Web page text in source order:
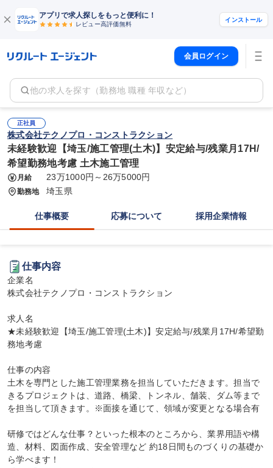
アプリで求人探しをもっと便利に！
レビュー高評価無料
インストール
会員ログイン
他の求人を探す（勤務地 職種 年収など）
正社員
株式会社テクノプロ・コンストラクション
未経験歓迎【埼玉/施工管理(土木)】安定給与/残業月17H/
希望勤務地考慮 土木施工管理
月給 23万1000円～26万5000円
勤務地 埼玉県
仕事概要 応募について 採用企業情報
仕事内容
企業名
株式会社テクノプロ・コンストラクション
求人名
★未経験歓迎【埼玉/施工管理(土木)】安定給与/残業月17H/希望勤
務地考慮
仕事の内容
土木を専門とした施工管理業務を担当していただきます。担当で
きるプロジェクトは、道路、橋梁、トンネル、舗装、ダム等まで
を担当して頂きます。※面接を通じて、領域が変更となる場合有
研修ではどんな仕事？といった根本のところから、業界用語や構
造、材料、図面作成、安全管理など 約18日間ものづくりの基礎か
ら学べます！